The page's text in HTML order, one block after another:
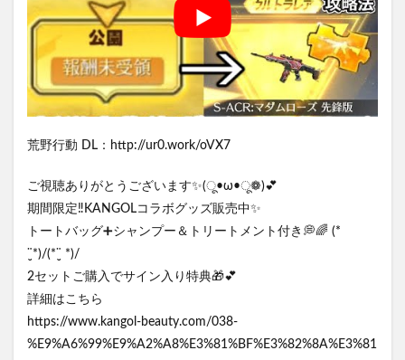
荒野行動 DL：http://ur0.work/oVX7
ご視聴ありがとうございます✨(ू•ω•ू❁)💕
期間限定‼️KANGOLコラボグッズ販売中✨
トートバッグ➕シャンプー＆トリートメント付き💭🌈 (*
¨̮*)/(*¨̮ *)/
2セットご購入でサイン入り特典🎁💕
詳細はこちら
https://www.kangol-beauty.com/038-
%E9%A6%99%E9%A2%A8%E3%81%BF%E3%82%8A%E3%81